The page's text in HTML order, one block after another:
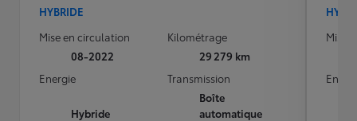
HYBRIDE
Mise en circulation
08-2022
Kilométrage
29 279 km
Energie
Hybride
Transmission
Boîte
automatique
Mise